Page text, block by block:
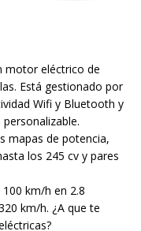
motor eléctrico de
Está gestionado por
Wifi y Bluetooth y
mapas de potencia,
los 245 cv y pares
km/h en 2.8
km/h. ¿A que te